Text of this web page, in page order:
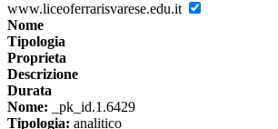
www.liceoferrarisvarese.edu.it
Nome
Tipologia
Proprieta
Descrizione
Durata
Nome: _pk_id.1.6429
Tipologia: analitico